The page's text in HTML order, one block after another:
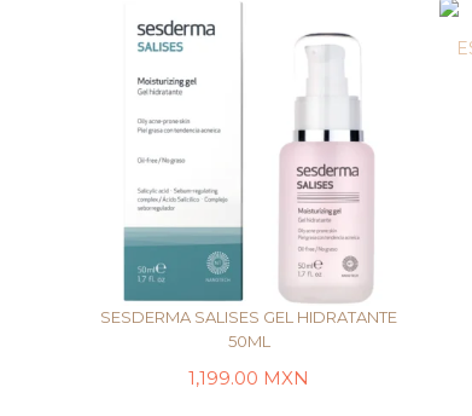
SESDERMA SALISES GEL HIDRATANTE
50ML
1,199.00 MXN